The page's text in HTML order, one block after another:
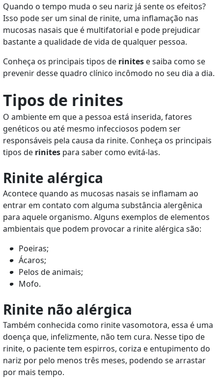
Quando o tempo muda o seu nariz já sente os efeitos?
Isso pode ser um sinal de rinite, uma inflamação nas
mucosas nasais que é multifatorial e pode prejudicar
bastante a qualidade de vida de qualquer pessoa.
Conheça os principais tipos de rinitese saiba como se
prevenir desse quadro clínico incômodo no seu dia a dia.
Tipos de rinites
O ambiente em que a pessoa está inserida, fatores
genéticos ou até mesmo infecciosos podem ser
responsáveis pela causa da rinite. Conheça os principais
tipos derinites para saber como evitá-las.
Rinite alérgica
Acontece quando as mucosas nasais se inflamam ao
entrar em contato com alguma substância alergênica
para aquele organismo. Alguns exemplos de elementos
ambientais que podem provocar a rinite alérgica são:
Poeiras;
Ácaros;
Pelos de animais;
Mofo.
Rinite não alérgica
Também conhecida como rinite vasomotora, essa é uma
doença que, infelizmente, não tem cura. Nesse tipo de
rinite, o paciente tem espirros, coriza e entupimento do
nariz por pelo menos três meses, podendo se arrastar
por mais tempo.